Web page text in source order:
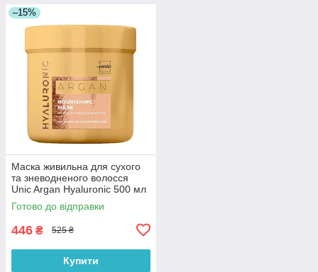
–15%
Маска живильна для сухого
та зневодненого волосся
Unic Argan Hyaluronic 500 мл
Готово до відправки
446 ₴ 525 ₴
Купити